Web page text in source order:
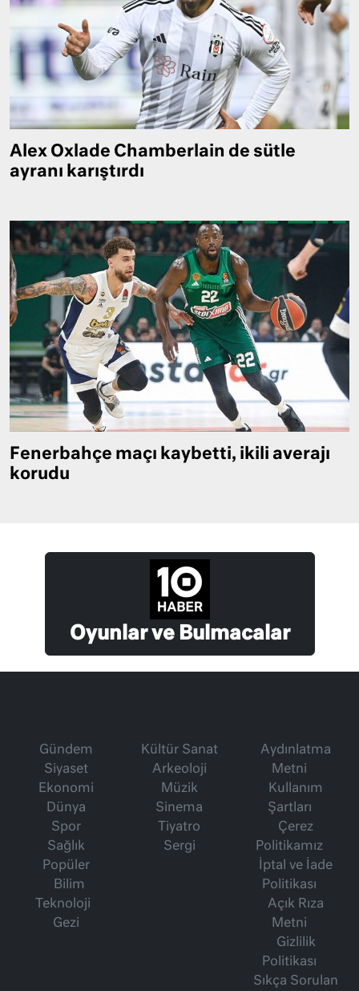
Alex Oxlade Chamberlain de sütle
ayranı karıştırdı
Fenerbahçe maçı kaybetti, ikili averajı
korudu
Oyunlar ve Bulmacalar
Gündem
Siyaset
Ekonomi
Dünya
Spor
Sağlık
Popüler
Bilim
Teknoloji
Gezi
Kültür Sanat
Arkeoloji
Müzik
Sinema
Tiyatro
Sergi
Aydınlatma
Metni
Kullanım
Şartları
Çerez
Politikamız
İptal ve İade
Politikası
Açık Rıza
Metni
Gizlilik
Politikası
Sıkça Sorulan